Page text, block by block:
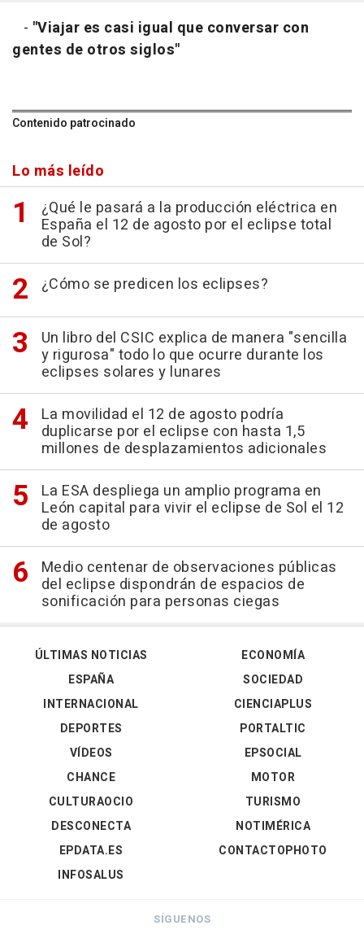
- "Viajar es casi igual que conversar con
gentes de otros siglos"
Contenido patrocinado
Lo más leído
¿Qué le pasará a la producción eléctrica en
España el 12 de agosto por el eclipse total
de Sol?
¿Cómo se predicen los eclipses?
Un libro del CSIC explica de manera "sencilla
y rigurosa" todo lo que ocurre durante los
eclipses solares y lunares
La movilidad el 12 de agosto podría
duplicarse por el eclipse con hasta 1,5
millones de desplazamientos adicionales
La ESA despliega un amplio programa en
León capital para vivir el eclipse de Sol el 12
de agosto
Medio centenar de observaciones públicas
del eclipse dispondrán de espacios de
sonificación para personas ciegas
ÚLTIMAS NOTICIAS
ESPAÑA
INTERNACIONAL
DEPORTES
VÍDEOS
ECONOMÍA
SOCIEDAD
CIENCIAPLUS
PORTALTIC
EPSOCIAL
CHANCE
CULTURAOCIO
DESCONECTA
EPDATA.ES
INFOSALUS
MOTOR
TURISMO
NOTIMÉRICA
CONTACTOPHOTO
SÍGUENOS